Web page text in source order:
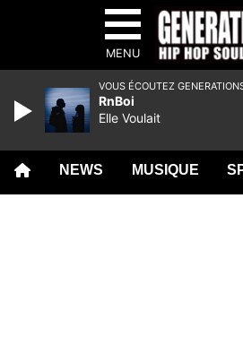
MENU
NEWS MUSIQUE
VOUS ÉCOUTEZ
RnBoi
Elle Voulait